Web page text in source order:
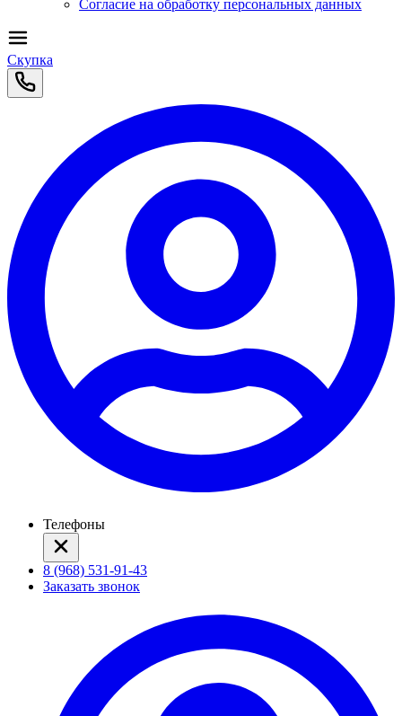
Согласие на обработку персональных данных
Скупка
Телефоны
8 (968) 531-91-43
Заказать звонок